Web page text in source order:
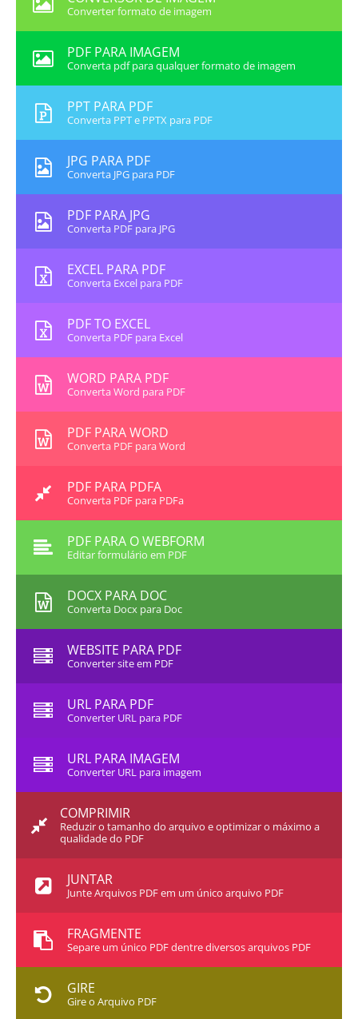
Converter formato de imagem
PDF PARA IMAGEM
Converta pdf para qualquer formato de imagem
PPT PARA PDF
Converta PPT e PPTX para PDF
JPG PARA PDF
Converta JPG para PDF
PDF PARA JPG
Converta PDF para JPG
EXCEL PARA PDF
Converta Excel para PDF
PDF TO EXCEL
Converta PDF para Excel
WORD PARA PDF
Converta Word para PDF
PDF PARA WORD
Converta PDF para Word
PDF PARA PDFA
Converta PDF para PDFa
PDF PARA O WEBFORM
Editar formulário em PDF
DOCX PARA DOC
Converta Docx para Doc
WEBSITE PARA PDF
Converter site em PDF
URL PARA PDF
Converter URL para PDF
URL PARA IMAGEM
Converter URL para imagem
COMPRIMIR
Reduzir o tamanho do arquivo e optimizar o máximo a
qualidade do PDF
JUNTAR
Junte Arquivos PDF em um único arquivo PDF
FRAGMENTE
Separe um único PDF dentre diversos arquivos PDF
GIRE
Gire o Arquivo PDF